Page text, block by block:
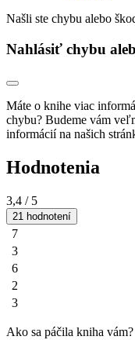
Našli ste chybu alebo
Nahlásiť chybu
Máte o knihe viac
chybu? Budeme vám
informácií na našich
Hodnotenia
3,4 / 5
21 hodnotení
7
3
6
2
3
Ako sa páčila kniha vám?